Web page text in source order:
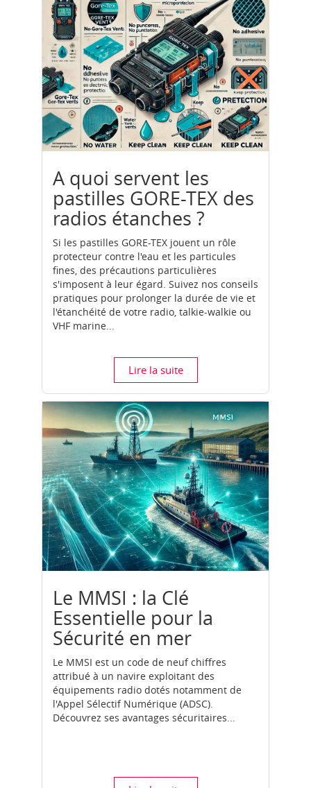
A quoi servent les
pastilles GORE-TEX des
radios étanches ?
Si les pastilles GORE-TEX jouent un rôle
protecteur contre l'eau et les particules
fines, des précautions particulières
s'imposent à leur égard. Suivez nos conseils
pratiques pour prolonger la durée de vie et
l'étanchéité de votre radio, talkie-walkie ou
VHF marine...
Lire la suite
Le MMSI : la Clé
Essentielle pour la
Sécurité en mer
Le MMSI est un code de neuf chiffres
attribué à un navire exploitant des
équipements radio dotés notamment de
l'Appel Sélectif Numérique (ADSC).
Découvrez ses avantages sécuritaires...